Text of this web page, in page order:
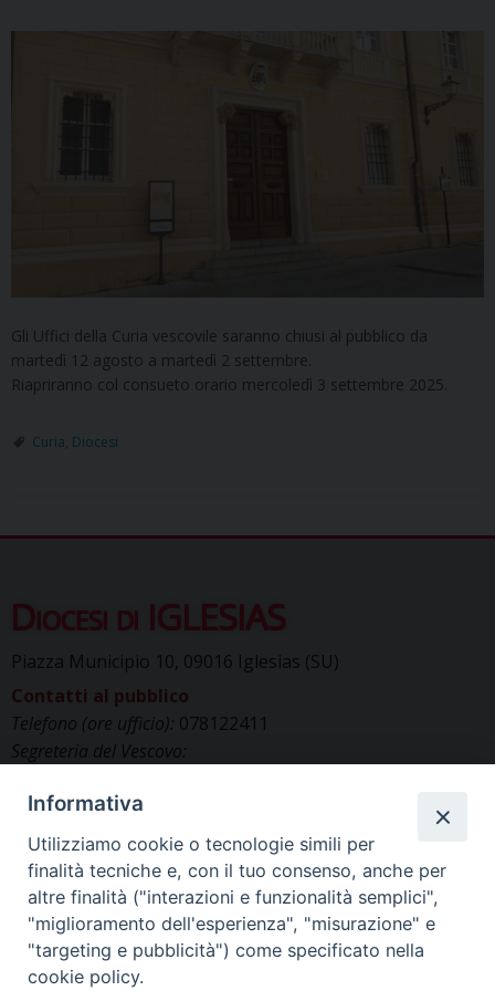
Gli Uffici della Curia vescovile saranno chiusi al pubblico da
martedì 12 agosto a martedì 2 settembre.
Riapriranno col consueto orario mercoledì 3 settembre 2025.
Curia Diocesi
Diocesi di IGLESIAS
Piazza Municipio 10, 09016 Iglesias (SU)
Contatti al pubblico
Telefono (ore ufficio): 078122411
Segreteria del Vescovo:
Uffici di Curia:curia_iglesias@libero.it
Cancelleria (richiesta documenti):
canc.curia.iglesias@tiscali.it
Comunicazione & media (ufficio stampa):
ucs.iglesias@gmail.com
Informativa
Utilizziamo cookie o tecnologie simili per
finalità tecniche e, con il tuo consenso, anche per
altre finalità ("interazioni e funzionalità semplici",
"miglioramento dell'esperienza", "misurazione" e
"targeting e pubblicità") come specificato nella
cookie policy.